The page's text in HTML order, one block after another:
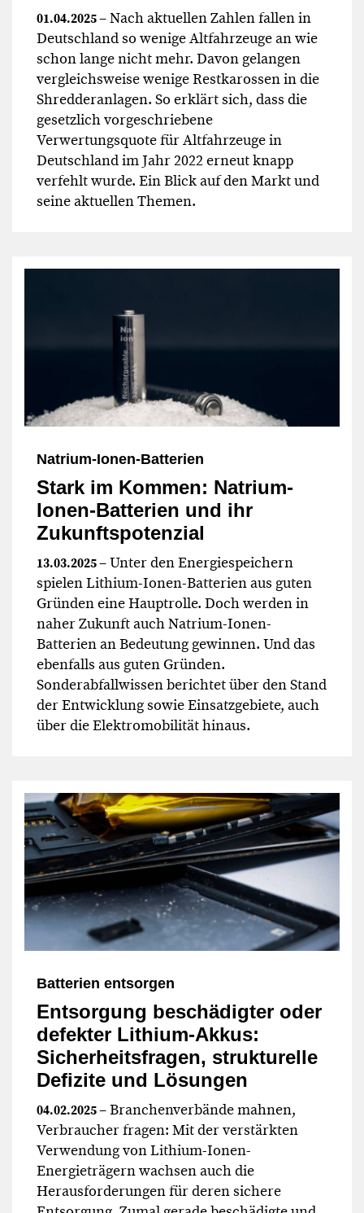
01.04.2025– Nach aktuellen Zahlen fallen in
Deutschland so wenige Altfahrzeuge an wie
schon lange nicht mehr. Davon gelangen
vergleichsweise wenige Restkarossen in die
Shredderanlagen. So erklärt sich, dass die
gesetzlich vorgeschriebene
Verwertungsquote für Altfahrzeuge in
Deutschland im Jahr 2022 erneut knapp
verfehlt wurde. Ein Blick auf den Markt und
seine aktuellen Themen.
Natrium-Ionen-Batterien
Stark im Kommen: Natrium-
Ionen-Batterien und ihr
Zukunftspotenzial
13.03.2025– Unter den Energiespeichern
spielen Lithium-Ionen-Batterien aus guten
Gründen eine Hauptrolle. Doch werden in
naher Zukunft auch Natrium-Ionen-
Batterien an Bedeutung gewinnen. Und das
ebenfalls aus guten Gründen.
Sonderabfallwissen berichtet über den Stand
der Entwicklung sowie Einsatzgebiete, auch
über die Elektromobilität hinaus.
Batterien entsorgen
Entsorgung beschädigter oder
defekter Lithium-Akkus:
Sicherheitsfragen, strukturelle
Defizite und Lösungen
04.02.2025– Branchenverbände mahnen,
Verbraucher fragen: Mit der verstärkten
Verwendung von Lithium-Ionen-
Energieträgern wachsen auch die
Herausforderungen für deren sichere